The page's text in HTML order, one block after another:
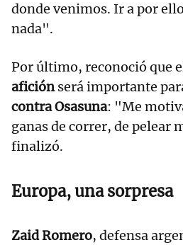
donde venimos. Ir a por
nada".
Por último, reconoció que
aficiónserá importante
contra Osasuna: "Me
ganas de correr, de pelear
finalizó.
Europa, una sorpresa
Zaid Romero, defensa